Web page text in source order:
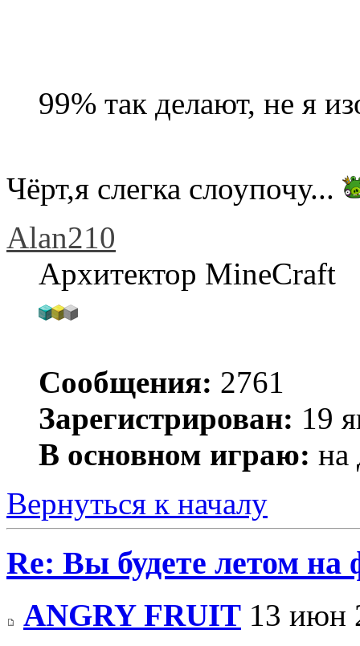
99% так делают, не я
Чёрт,я слегка слоупочу...
Alan210
Архитектор MineCraft
Сообщения: 2761
Зарегистрирован: 19
В основном играю: на
Вернуться к началу
Re: Вы будете летом на
ANGRY FRUIT 13 июн